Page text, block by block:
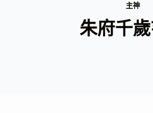
主神
朱府千